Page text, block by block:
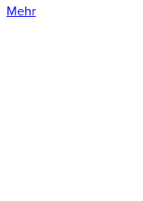
Mehr